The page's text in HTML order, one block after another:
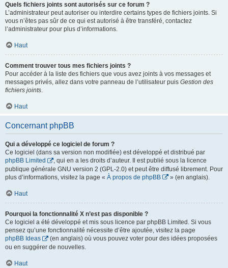
Quels fichiers joints sont autorisés sur ce forum ?
L’administrateur peut autoriser ou interdire certains types de fichiers joints. Si
vous n’êtes pas sûr de ce qui est autorisé à être transféré, contactez
l’administrateur pour plus d’informations.
Haut
Comment trouver tous mes fichiers joints ?
Pour accéder à la liste des fichiers que vous avez joints à vos messages et
messages privés, allez dans votre panneau de l’utilisateur puis Gestion des
fichiers joints.
Haut
Concernant phpBB
Qui a développé ce logiciel de forum ?
Ce logiciel (dans sa version non modifiée) est développé et distribué par
phpBB Limited
, qui en a les droits d’auteur. Il est publié sous la licence
publique générale GNU version 2 (GPL-2.0) et peut être diffusé librement. Pour
plus d’informations, visitez la page « À propos de phpBB » (en anglais).
Haut
Pourquoi la fonctionnalité X n’est pas disponible ?
Ce logiciel a été développé et mis sous licence par phpBB Limited. Si vous
pensez qu’une fonctionnalité nécessite d’être ajoutée, visitez la page
phpBB Ideas
(en anglais) où vous pouvez voter pour des idées proposées
ou en suggérer de nouvelles.
Haut